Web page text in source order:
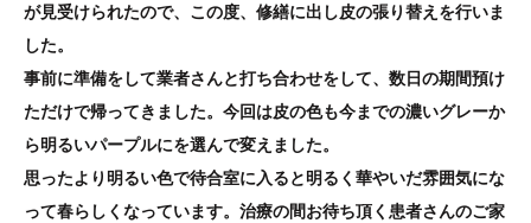
が見受けられたので、この度、修繕に出し皮の張り替えを行いま
した。
事前に準備をして業者さんと打ち合わせをして、数日の期間預け
ただけで帰ってきました。今回は皮の色も今までの濃いグレーか
ら明るいパープルにを選んで変えました。
思ったより明るい色で待合室に入ると明るく華やいだ雰囲気にな
って春らしくなっています。治療の間お待ち頂く患者さんのご家